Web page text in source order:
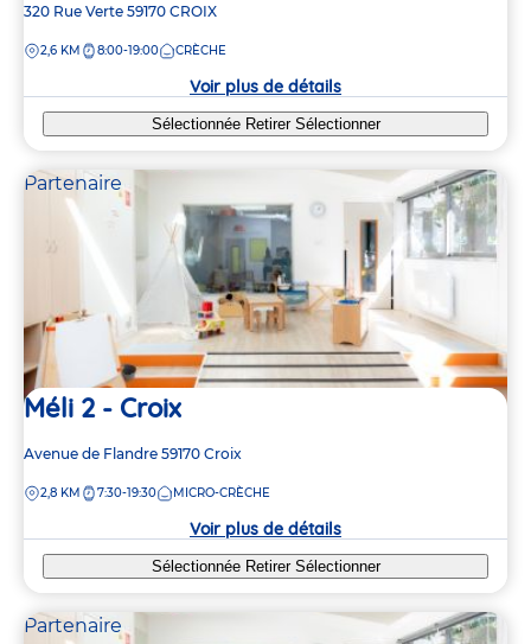
Adresse
la
320 Rue Verte 59170 CROIX
DISTANCE
2,6 KM 8:00-19:00 CRÈCHE
Voir plus de détails
Sélectionnée Retirer Sélectionner
Partenaire
Méli 2 - Croix
Adresse
la
Avenue de Flandre 59170 Croix
DISTANCE
2,8 KM 7:30-19:30 MICRO-CRÈCHE
Voir plus de détails
Sélectionnée Retirer Sélectionner
Partenaire